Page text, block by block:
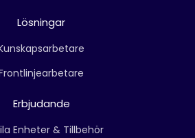
Lösningar
Erbjudande
Enheter & Tillbehör